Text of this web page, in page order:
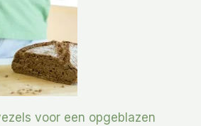
voor een opgeblazen